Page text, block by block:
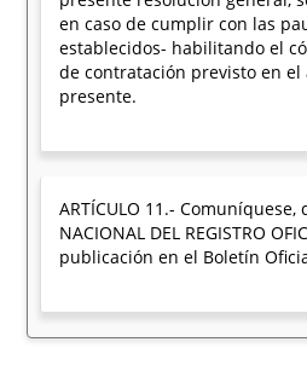
en caso de cumplir con las
establecidos- habilitando el
de contratación previsto en el
presente.
ARTÍCULO 11.- Comuníquese,
NACIONAL DEL REGISTRO
publicación en el Boletín